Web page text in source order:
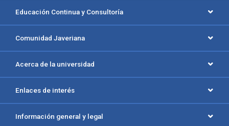
Educación Continua y Consultoría
Comunidad Javeriana
Acerca de la universidad
Enlaces de interés
Información general y legal